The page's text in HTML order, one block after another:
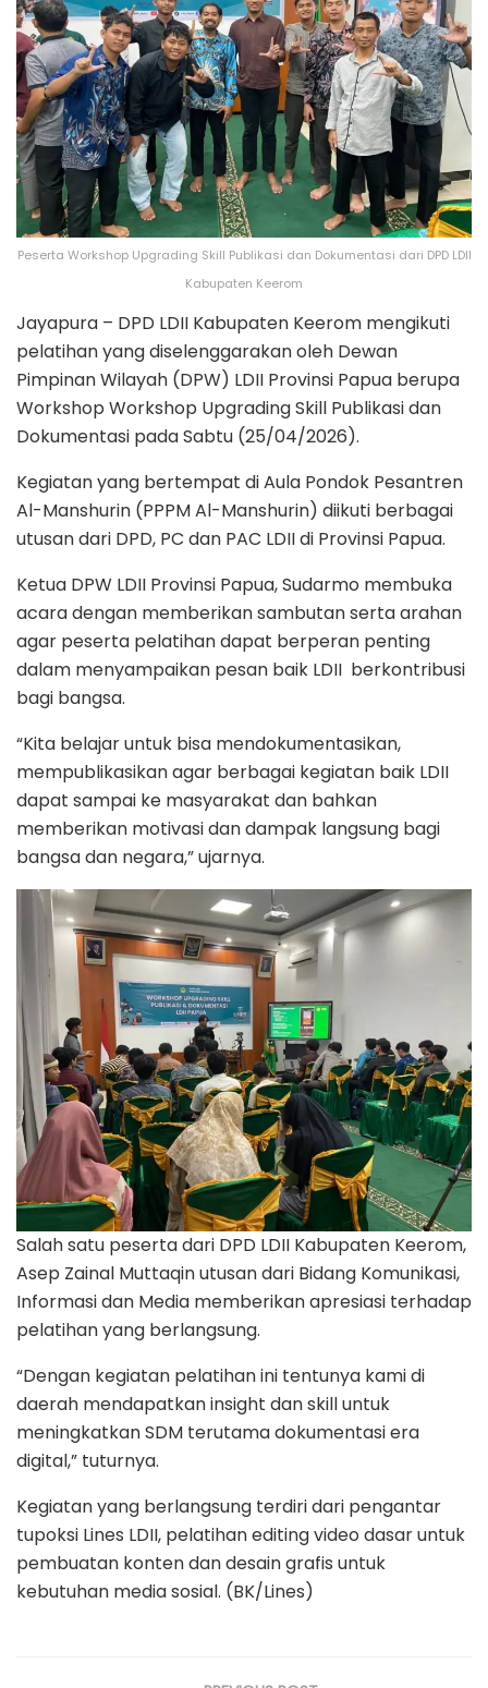
Peserta Workshop Upgrading Skill Publikasi dan Dokumentasi dari DPD LDII
Kabupaten Keerom
Jayapura – DPD LDII Kabupaten Keerom mengikuti
pelatihan yang diselenggarakan oleh Dewan
Pimpinan Wilayah (DPW) LDII Provinsi Papua berupa
Workshop Workshop Upgrading Skill Publikasi dan
Dokumentasi pada Sabtu (25/04/2026).
Kegiatan yang bertempat di Aula Pondok Pesantren
Al-Manshurin (PPPM Al-Manshurin) diikuti berbagai
utusan dari DPD, PC dan PAC LDII di Provinsi Papua.
Ketua DPW LDII Provinsi Papua, Sudarmo membuka
acara dengan memberikan sambutan serta arahan
agar peserta pelatihan dapat berperan penting
dalam menyampaikan pesan baik LDII berkontribusi
bagi bangsa.
“Kita belajar untuk bisa mendokumentasikan,
mempublikasikan agar berbagai kegiatan baik LDII
dapat sampai ke masyarakat dan bahkan
memberikan motivasi dan dampak langsung bagi
bangsa dan negara,” ujarnya.
Salah satu peserta dari DPD LDII Kabupaten Keerom,
Asep Zainal Muttaqin utusan dari Bidang Komunikasi,
Informasi dan Media memberikan apresiasi terhadap
pelatihan yang berlangsung.
“Dengan kegiatan pelatihan ini tentunya kami di
daerah mendapatkan insight dan skill untuk
meningkatkan SDM terutama dokumentasi era
digital,” tuturnya.
Kegiatan yang berlangsung terdiri dari pengantar
tupoksi Lines LDII, pelatihan editing video dasar untuk
pembuatan konten dan desain grafis untuk
kebutuhan media sosial. (BK/Lines)